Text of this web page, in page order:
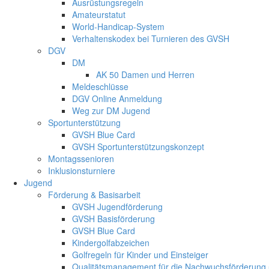
Ausrüstungsregeln
Amateurstatut
World-Handicap-System
Verhaltenskodex bei Turnieren des GVSH
DGV
DM
AK 50 Damen und Herren
Meldeschlüsse
DGV Online Anmeldung
Weg zur DM Jugend
Sportunterstützung
GVSH Blue Card
GVSH Sportunterstützungskonzept
Montagssenioren
Inklusionsturniere
Jugend
Förderung & Basisarbeit
GVSH Jugendförderung
GVSH Basisförderung
GVSH Blue Card
Kindergolfabzeichen
Golfregeln für Kinder und Einsteiger
Qualitätsmanagement für die Nachwuchsförderung